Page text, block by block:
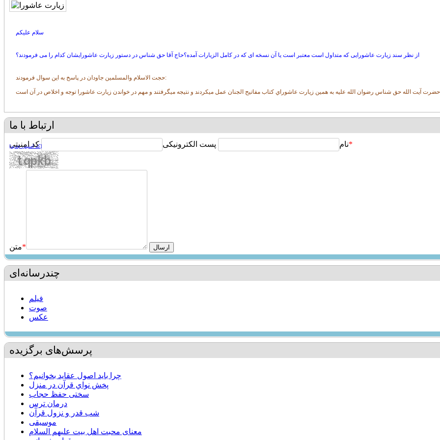
از نظر سند زیارت عاشورایی که متداول است معتبر است یا آن نسخه ای که در کامل الزیارات آمده؟حاج آقا حق شناس در دستور زیارت عاشورایشان کدام را می فرمودند؟
حجت الاسلام والمسلمين جاودان در پاسخ به اين سوال فرمودند:
حضرت آيت الله حق شناس رضوان الله عليه به همين زيارت عاشوراي كتاب مفاتيح الجنان عمل ميكردند و نتيجه ميگرفتند و مهم در خواندن زيارت عاشورا توجه و اخلاص در آن است
ارتباط با ما
نام پست الکترونیکی کد امنیتی * [کد امنیتی جدید]
متن*
چندرسانه‌ای
فیلم
صوت
عکس
پرسش‌های برگزیده
چرا بايد اصول عقاید بخوانیم؟
پخش نواي قرآن در منزل
سختی حفظ حجاب
درمان ترس
شب قدر و نزول قرآن
موسیقی
معنای محبت اهل بیت علیهم السلام